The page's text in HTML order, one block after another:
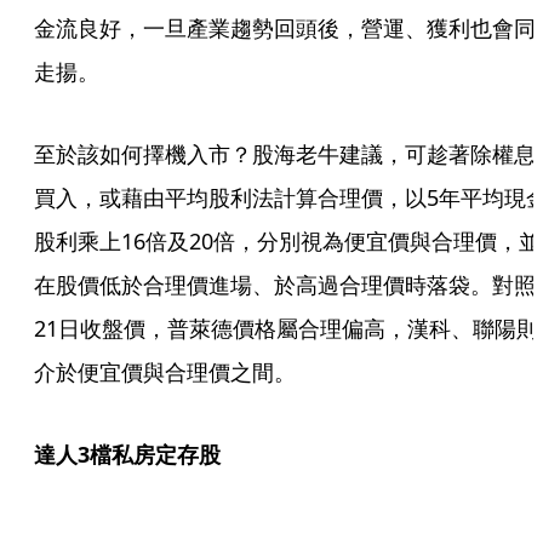
金流良好，一旦產業趨勢回頭後，營運、獲利也會同
走揚。
至於該如何擇機入市？股海老牛建議，可趁著除權息
買入，或藉由平均股利法計算合理價，以5年平均現
股利乘上16倍及20倍，分別視為便宜價與合理價，並
在股價低於合理價進場、於高過合理價時落袋。對照
21日收盤價，普萊德價格屬合理偏高，漢科、聯陽則
介於便宜價與合理價之間。
達人3檔私房定存股